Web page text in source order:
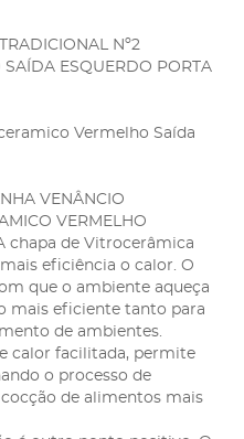
Nº2
ESQUERDO PORTA
Vermelho Saída
VENÂNCIO
VERMELHO
chapa de Vitrocerâmica
eficiência o calor. O
que o ambiente aqueça
mais eficiente tanto para
de ambientes.
calor facilitada, permite
o processo de
de alimentos mais